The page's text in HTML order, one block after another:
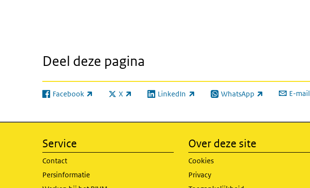
Deel deze pagina
Facebook
(externe link) X
(externe link) LinkedIn
(externe link) WhatsApp
(externe link) E-mail
Service
Contact
Persinformatie
Over deze site
Cookies
Privacy